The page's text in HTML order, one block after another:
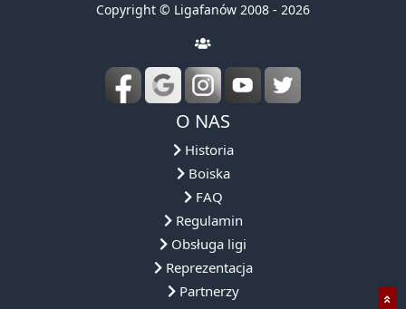
Copyright © Ligafanów 2008 - 2026
O NAS
Historia
Boiska
FAQ
Regulamin
Obsługa ligi
Reprezentacja
Partnerzy